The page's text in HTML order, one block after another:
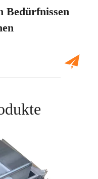
Bedürfnissen